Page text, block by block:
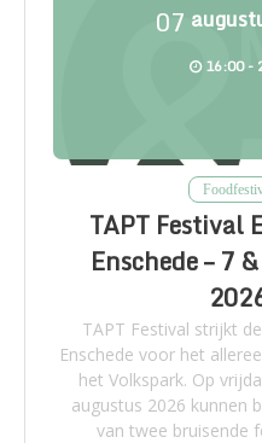
07
16:00 -
TAPT Festival
Enschede – 7
TAPT Festival strijkt
Enschede voor het
het Volkspark. Op
augustus 2026 kunnen
van twee bruisende